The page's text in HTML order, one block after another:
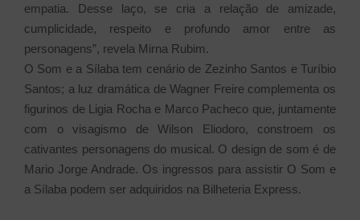
empatia. Desse laço, se cria a relação de amizade,
cumplicidade, respeito e profundo amor entre as
personagens”, revela Mirna Rubim.
O Som e a Sílaba tem cenário de Zezinho Santos e Turíbio
Santos; a luz dramática de Wagner Freire complementa os
figurinos de Ligia Rocha e Marco Pacheco que, juntamente
com o visagismo de Wilson Eliodoro, constroem os
cativantes personagens do musical. O design de som é de
Mario Jorge Andrade. Os ingressos para assistir O Som e
a Sílaba podem ser adquiridos na Bilheteria Express.